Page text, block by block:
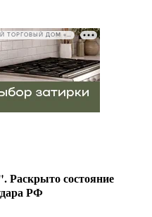
РЕКЛАМА • ООО СТРОИТЕЛЬНЫЙ ТОРГОВЫЙ ДОМ «ПЕТРОВИЧ», ИНН 7802348846
Раскрыто состояние
РФ